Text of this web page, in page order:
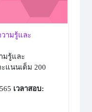
ามรู้และ
มรู้และ
แนนเต็ม 200
เวลาสอบ: